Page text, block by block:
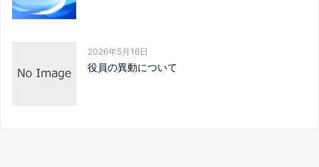
2026年5月16日
役員の異動について